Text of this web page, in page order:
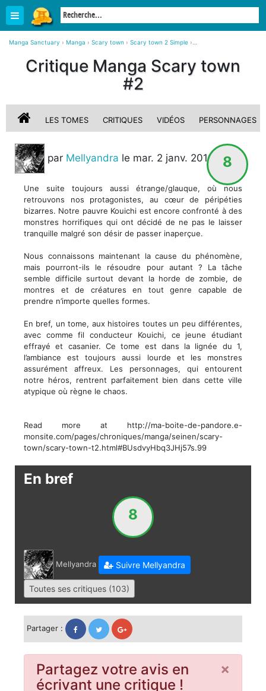
Manga Sanctuary › Manga › Scary town › Scary town 2 Simple ›
Critique Manga Scary town
#2
LES TOMES CRITIQUES VIDÉOS PERSONNAGES
8
par Mellyandra le mar. 2 janv. 2018
Une suite toujours aussi étrange/glauque, où nous
retrouvons nos protagonistes, au cœur de péripéties
bizarres. Notre pauvre Kouichi est encore confronté à des
monstres horrifiques qui ont décidé de ne pas le laisser
tranquille malgré son désir de passer inaperçue.
Nous connaissons maintenant la cause du phénomène,
mais pourront-ils le résoudre pour autant ? La tâche
semble difficile surtout devant la horde de zombie, de
montres et de créatures en tout genre capable de
prendre n’importe quelles formes.
En bref, un tome, aux histoires toutes un peu différentes,
avec comme fil conducteur Kouichi, ce jeune étudiant
effrayé et casanier. Ce tome est dans la lignée du 1,
l’ambiance est toujours aussi lourde et les monstres
assurément affreux. Les personnages, qui entourent
notre héros, rentrent parfaitement bien dans cette ville
atypique où règne le chaos.
Read more at http://ma-boite-de-pandore.e-
monsite.com/pages/chroniques/manga/seinen/scary-
town/scary-town-t2.html#BUsdvyHbq3JHj57s.99
En bref
8
Mellyandra Suivre Mellyandra
Toutes ses critiques (103)
Partager :
×
Partagez votre avis en
écrivant une critique !